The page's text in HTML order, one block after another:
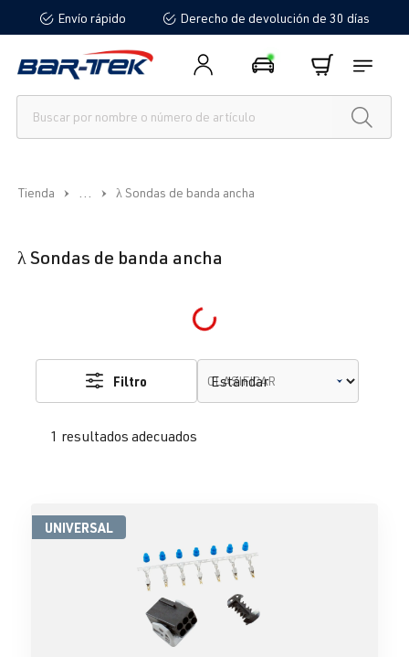
principalEnvío rápido Derecho de devolución de 30 días
Tienda ... λ Sondas de banda ancha
λ Sondas de banda ancha
Loading...
1 resultados adecuados
Filtro CLASIFICAR
UNIVERSAL